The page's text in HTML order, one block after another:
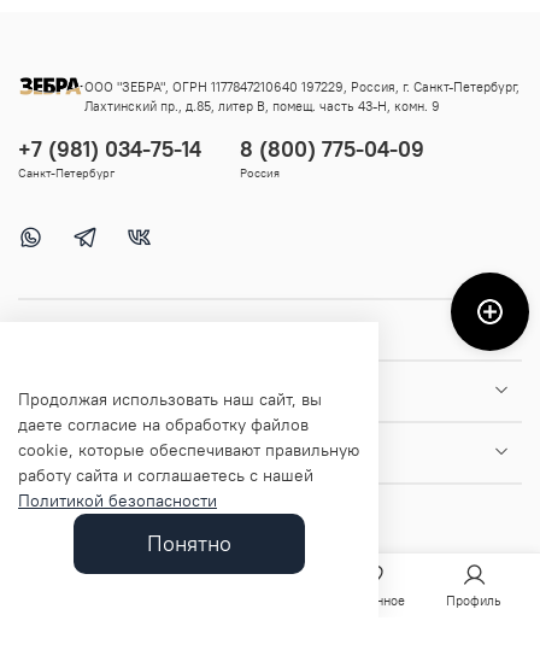
Помощь и информация
О магазине
+7 (981) 034-75-14
Санкт-Петербург
8 (800) 775-04-09
Россия
ООО "ЗЕБРА", ОГРН 1177847210640 197229, Россия, г. Санкт-Петербург,
Лахтинский пр., д.85, литер В, помещ. часть 43-Н, комн. 9
Избранное Профиль
Продолжая использовать наш сайт, вы
даете согласие на обработку файлов
cookie, которые обеспечивают правильную
работу сайта и соглашаетесь с нашей
Политикой безопасности
Понятно